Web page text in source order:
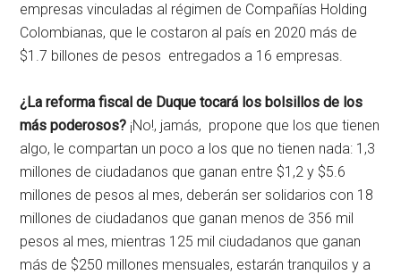
empresas vinculadas al régimen de Compañías Holding
Colombianas, que le costaron al país en 2020 más de
$1.7 billones de pesos entregados a 16 empresas.
¿La reforma fiscal de Duque tocará los bolsillos de los
más poderosos? ¡No!, jamás, propone que los que tienen
algo, le compartan un poco a los que no tienen nada: 1,3
millones de ciudadanos que ganan entre $1,2 y $5.6
millones de pesos al mes, deberán ser solidarios con 18
millones de ciudadanos que ganan menos de 356 mil
pesos al mes, mientras 125 mil ciudadanos que ganan
más de $250 millones mensuales, estarán tranquilos y a